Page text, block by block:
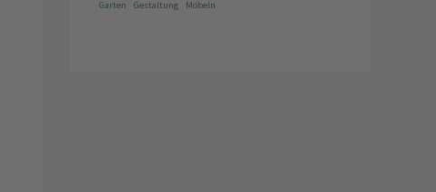
Garten Gestaltung Möbeln